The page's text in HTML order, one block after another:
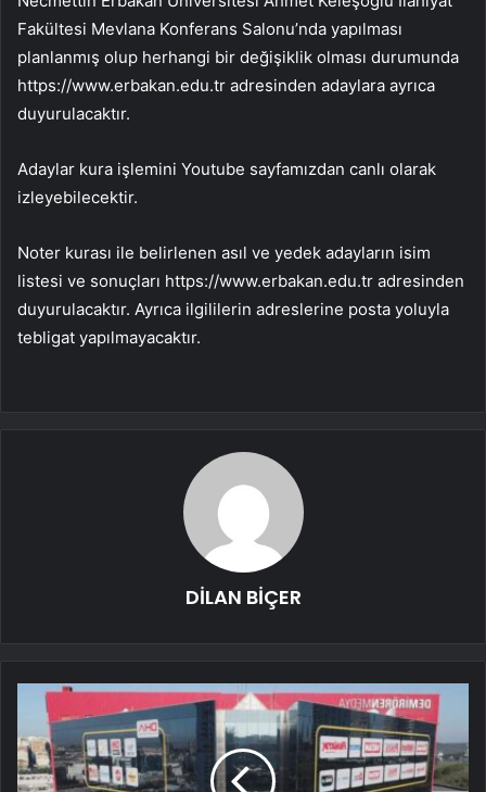
Fakültesi Mevlana Konferans Salonu’nda yapılması
planlanmış olup herhangi bir değişiklik olması durumunda
https://www.erbakan.edu.tr adresinden adaylara ayrıca
duyurulacaktır.
Adaylar kura işlemini Youtube sayfamızdan canlı olarak
izleyebilecektir.
Noter kurası ile belirlenen asıl ve yedek adayların isim
listesi ve sonuçları https://www.erbakan.edu.tr adresinden
duyurulacaktır. Ayrıca ilgililerin adreslerine posta yoluyla
tebligat yapılmayacaktır.
DİLAN BİÇER